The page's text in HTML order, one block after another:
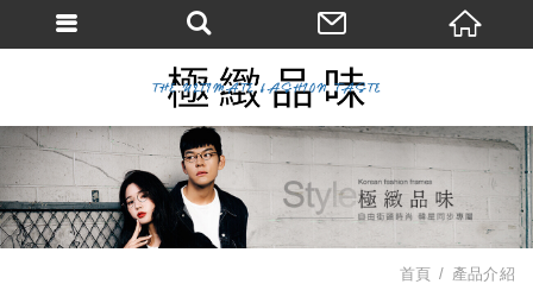
首頁 產品介紹